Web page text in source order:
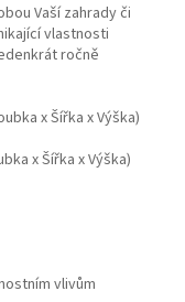
Vaší zahrady či
vlastnosti
ročně
x Šířka x Výška)
x Šířka x Výška)
vlivům